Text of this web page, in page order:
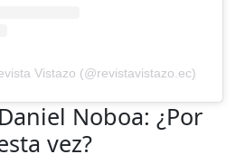
Vistazo (@revistavistazo.ec)
Noboa: ¿Por
vez?